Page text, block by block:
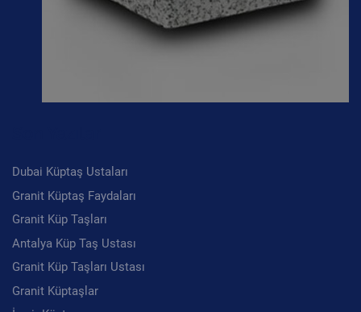
Dubai Küptaş Ustaları
Granit Küptaş Faydaları
Granit Küp Taşları
Antalya Küp Taş Ustası
Granit Küp Taşları Ustası
Granit Küptaşlar